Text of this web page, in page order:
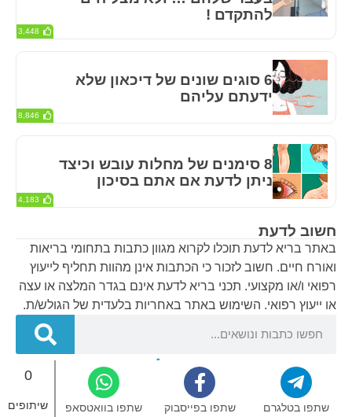
0
שיתופים שתפו בוואטסאפ שתפו בפייסבוק שתפו בטלגרם
חשוב לדעת
באתר בריא לדעת תוכלו לקרוא מגוון כתבות בתחומי בריאות
ואורח חיים. חשוב לזכור כי הכתבות אינן מהוות תחליף לייעוץ
רפואי ו/או מקצועי. תכני בריא לדעת אינם בגדר המלצה או עצה
או ייעוץ רפואי. השימוש באתר באחריות בלעדית של הגולש/ת.
בריא לדעת – אתר הבריאות של ישראל © 2024
להתקדם !
3,448
6 סוגים שונים של דיכאון שלא
ידעתם עליהם
8,846
8 סימנים של מחלות עובש וכיצד
ניתן לדעת אם אתם בסיכון
4,183